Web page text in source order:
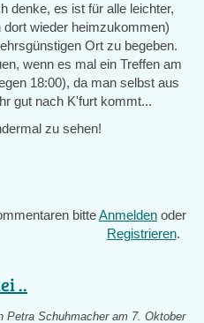
denke, es ist für alle leichter,
wieder heimzukommen)
Ort zu begeben.
wenn es mal ein Treffen am
18:00), da man selbst aus
gut nach K'furt kommt...
zu sehen!
bitteAnmelden oder
Registrieren.
..
Petra Schuhmacheram 7. Oktober